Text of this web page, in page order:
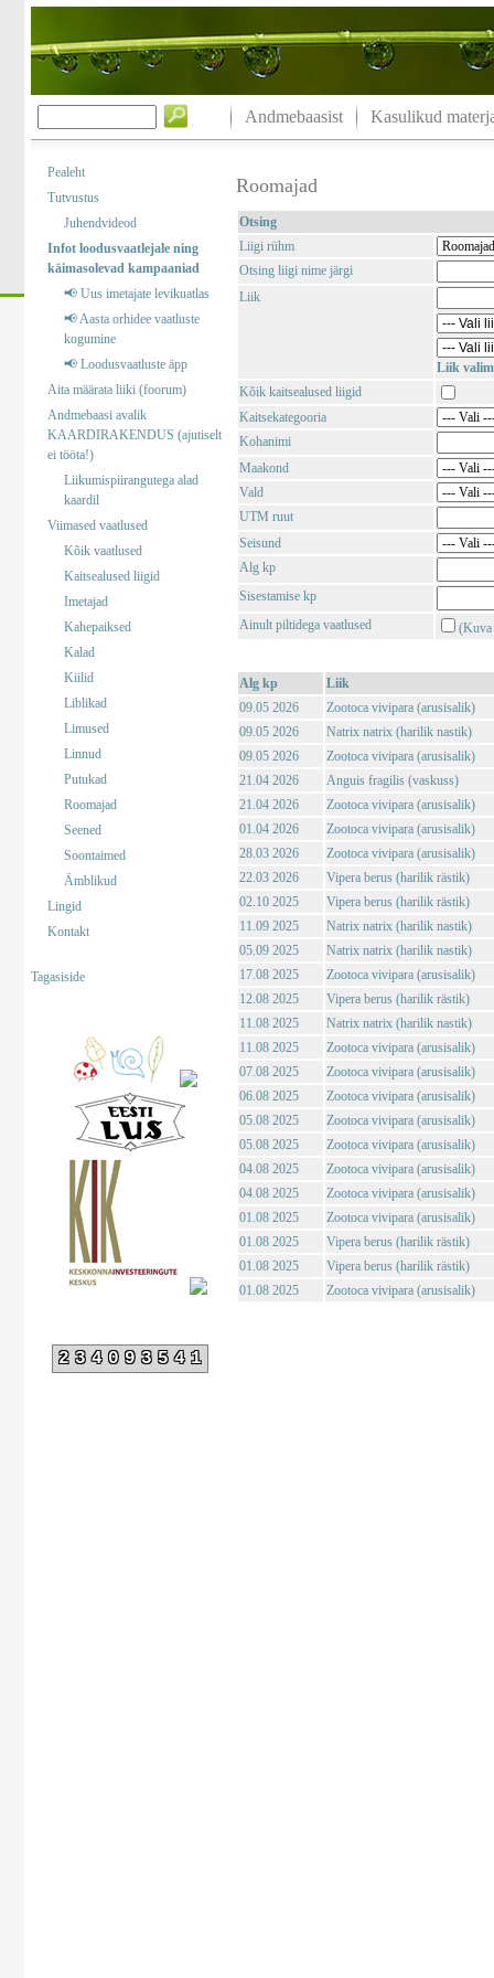
Andmebaasist Kasulikud
Pealeht
Tutvustus
Juhendvideod
Infot loodusvaatlejale ning
käimasolevad kampaaniad
📢 Uus imetajate levikuatlas
📢 Aasta orhidee vaatluste
kogumine
📢 Loodusvaatluste äpp
Aita määrata liiki (foorum)
Andmebaasi avalik
KAARDIRAKENDUS (ajutiselt
ei tööta!)
Liikumispiirangutega alad
kaardil
Viimased vaatlused
Kõik vaatlused
Kaitsealused liigid
Imetajad
Kahepaiksed
Kalad
Kiilid
Liblikad
Limused
Linnud
Putukad
Roomajad
Seened
Soontaimed
Ämblikud
Lingid
Kontakt
Tagasiside
234093541
Roomajad
Otsing
Liigi rühm
Otsing liigi nime järgi
Liik
Liik
Kõik kaitsealused liigid
Kaitsekategooria
Kohanimi
Maakond
Vald
UTM ruut
Seisund
Alg kp
Sisestamise kp
Ainult piltidega vaatlused
(Kuva
Alg kp
Liik
09.05 2026
Zootoca vivipara (arusisalik)
09.05 2026
Natrix natrix (harilik nastik)
09.05 2026
Zootoca vivipara (arusisalik)
21.04 2026
Anguis fragilis (vaskuss)
21.04 2026
Zootoca vivipara (arusisalik)
01.04 2026
Zootoca vivipara (arusisalik)
28.03 2026
Zootoca vivipara (arusisalik)
22.03 2026
Vipera berus (harilik rästik)
02.10 2025
Vipera berus (harilik rästik)
11.09 2025
Natrix natrix (harilik nastik)
05.09 2025
Natrix natrix (harilik nastik)
17.08 2025
Zootoca vivipara (arusisalik)
12.08 2025
Vipera berus (harilik rästik)
11.08 2025
Natrix natrix (harilik nastik)
11.08 2025
Zootoca vivipara (arusisalik)
07.08 2025
Zootoca vivipara (arusisalik)
06.08 2025
Zootoca vivipara (arusisalik)
05.08 2025
Zootoca vivipara (arusisalik)
05.08 2025
Zootoca vivipara (arusisalik)
04.08 2025
Zootoca vivipara (arusisalik)
04.08 2025
Zootoca vivipara (arusisalik)
01.08 2025
Zootoca vivipara (arusisalik)
01.08 2025
Vipera berus (harilik rästik)
01.08 2025
Vipera berus (harilik rästik)
01.08 2025
Zootoca vivipara (arusisalik)